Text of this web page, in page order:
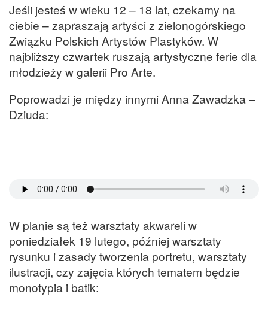
Jeśli jesteś w wieku 12 – 18 lat, czekamy na
ciebie – zapraszają artyści z zielonogórskiego
Związku Polskich Artystów Plastyków. W
najbliższy czwartek ruszają artystyczne ferie dla
młodzieży w galerii Pro Arte.
Poprowadzi je między innymi Anna Zawadzka –
Dziuda:
W planie są też warsztaty akwareli w
poniedziałek 19 lutego, później warsztaty
rysunku i zasady tworzenia portretu, warsztaty
ilustracji, czy zajęcia których tematem będzie
monotypia i batik: